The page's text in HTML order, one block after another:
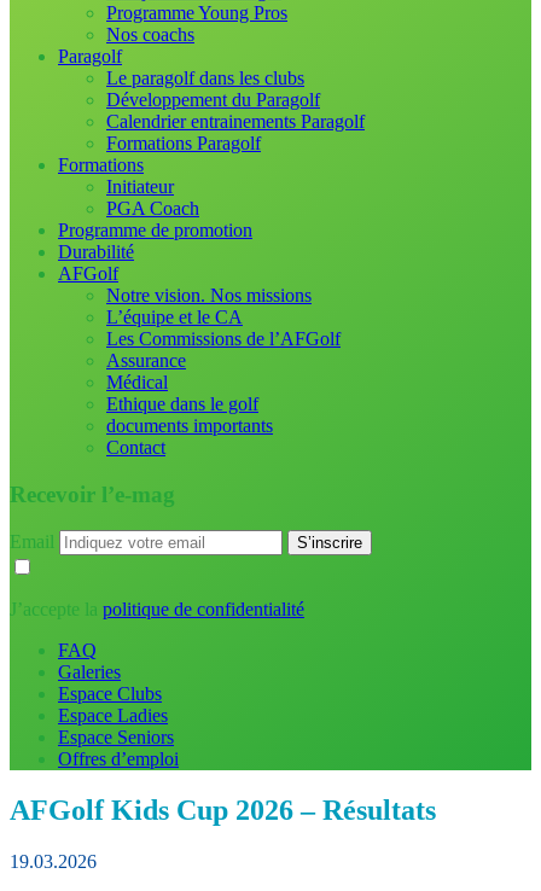
Programme Young Pros
Nos coachs
Paragolf
Le paragolf dans les clubs
Développement du Paragolf
Calendrier entrainements Paragolf
Formations Paragolf
Formations
Initiateur
PGA Coach
Programme de promotion
Durabilité
AFGolf
Notre vision. Nos missions
L’équipe et le CA
Les Commissions de l’AFGolf
Assurance
Médical
Ethique dans le golf
documents importants
Contact
Recevoir l’e-mag
Email
J’accepte la politique de confidentialité
FAQ
Galeries
Espace Clubs
Espace Ladies
Espace Seniors
Offres d’emploi
AFGolf Kids Cup 2026 – Résultats
19.03.2026